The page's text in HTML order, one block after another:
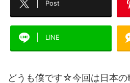
Post
LINE
どうも僕です☆今回は日本の